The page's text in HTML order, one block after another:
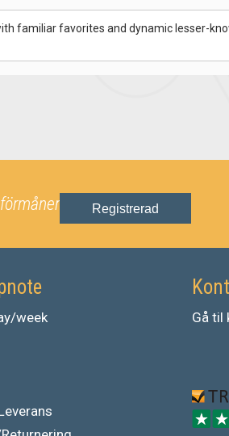
familiar favorites and dynamic lesser-
Registrerad
week
Gå til